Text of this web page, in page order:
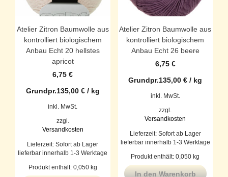
Atelier Zitron Baumwolle aus
kontrolliert biologischem
Anbau Echt 20 hellstes
apricot
6,75€
Grundpr.135,00 €/ kg
inkl. MwSt.
zzgl.
Versandkosten
Lieferzeit: Sofort ab Lager
lieferbar innerhalb 1-3 Werktage
Produkt enthält: 0,050 kg
Atelier Zitron Baumwolle aus
kontrolliert biologischem
Anbau Echt 26 beere
6,75 €
Grundpr.135,00€ / kg
inkl. MwSt.
zzgl.
Versandkosten
Lieferzeit: Sofort ab Lager
lieferbar innerhalb 1-3 Werktage
Produkt enthält: 0,050kg
In den Warenkorb